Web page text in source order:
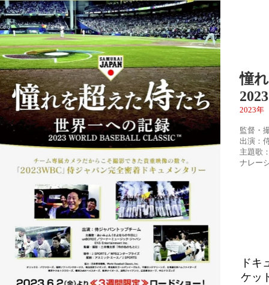
ドキ
ケッ
憧
2023年
監督・
出演：
主題歌
ナレー